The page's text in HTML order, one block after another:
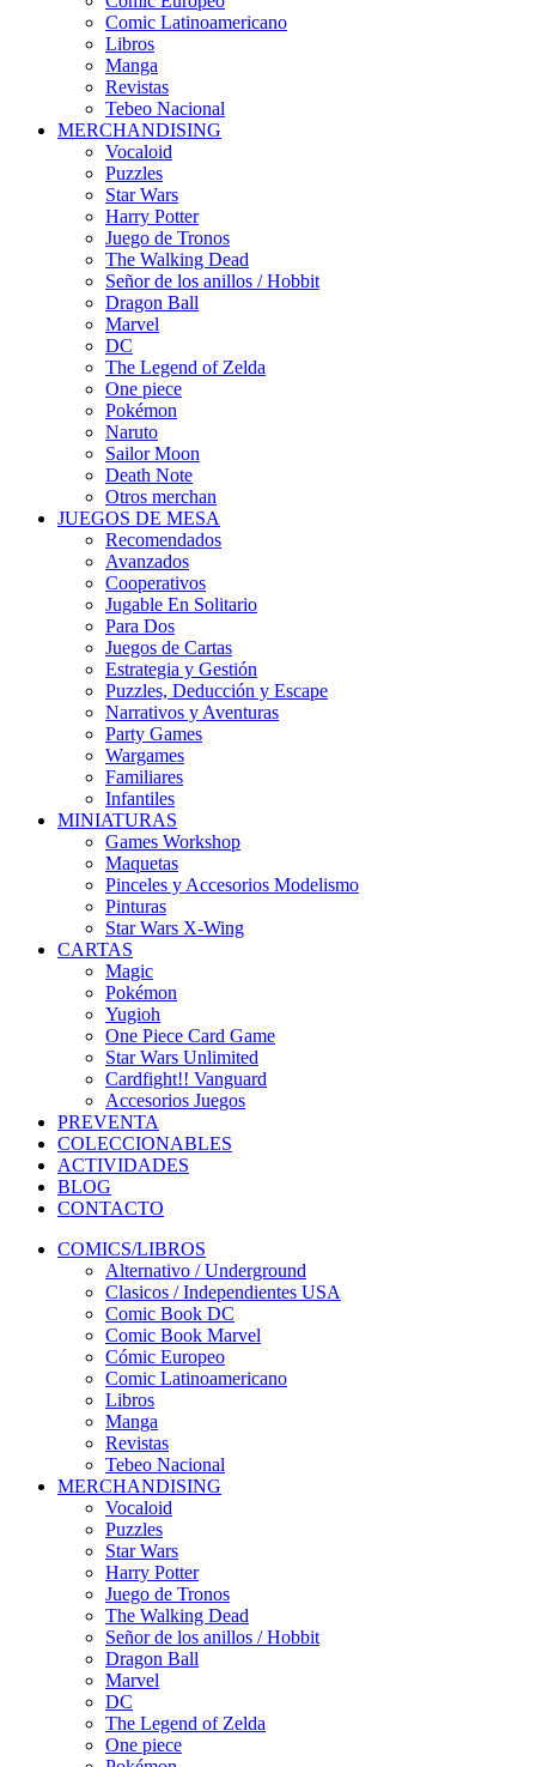
Comic Latinoamericano
Libros
Manga
Revistas
Tebeo Nacional
MERCHANDISING
Vocaloid
Puzzles
Star Wars
Harry Potter
Juego de Tronos
The Walking Dead
Señor de los anillos / Hobbit
Dragon Ball
Marvel
DC
The Legend of Zelda
One piece
Pokémon
Naruto
Sailor Moon
Death Note
Otros merchan
JUEGOS DE MESA
Recomendados
Avanzados
Cooperativos
Jugable En Solitario
Para Dos
Juegos de Cartas
Estrategia y Gestión
Puzzles, Deducción y Escape
Narrativos y Aventuras
Party Games
Wargames
Familiares
Infantiles
MINIATURAS
Games Workshop
Maquetas
Pinceles y Accesorios Modelismo
Pinturas
Star Wars X-Wing
CARTAS
Magic
Pokémon
Yugioh
One Piece Card Game
Star Wars Unlimited
Cardfight!! Vanguard
Accesorios Juegos
PREVENTA
COLECCIONABLES
ACTIVIDADES
BLOG
CONTACTO
COMICS/LIBROS
Alternativo / Underground
Clasicos / Independientes USA
Comic Book DC
Comic Book Marvel
Cómic Europeo
Comic Latinoamericano
Libros
Manga
Revistas
Tebeo Nacional
MERCHANDISING
Vocaloid
Puzzles
Star Wars
Harry Potter
Juego de Tronos
The Walking Dead
Señor de los anillos / Hobbit
Dragon Ball
Marvel
DC
The Legend of Zelda
One piece